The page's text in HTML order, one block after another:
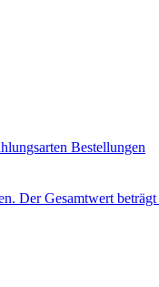
Bestellungen
Der Gesamtwert